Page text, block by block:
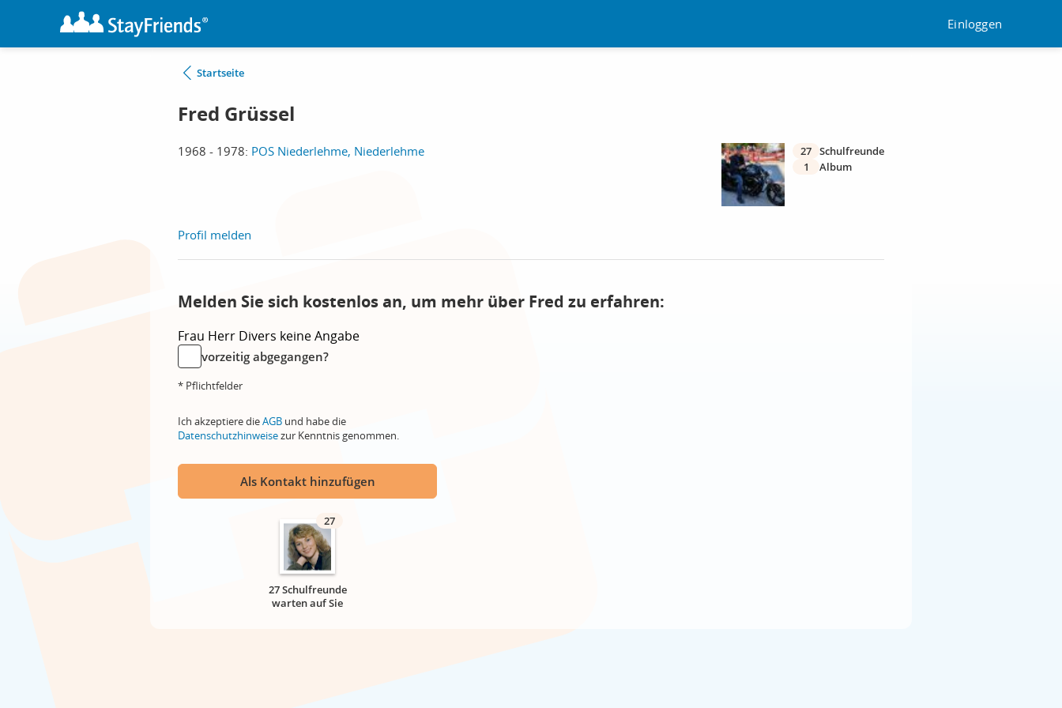
Einloggen
Startseite
Fred Grüssel
1968 - 1978: POS Niederlehme, Niederlehme 27 Schulfreunde
1
Album
Profil melden
Melden Sie sich kostenlos an, um mehr über Fred zu erfahren:
Frau Herr Divers keine Angabe
vorzeitig abgegangen?
* Pflichtfelder
Ich akzeptiere dieAGB und habe die
Datenschutzhinweisezur Kenntnis genommen.
Als Kontakt hinzufügen
27
27 Schulfreunde
warten auf Sie